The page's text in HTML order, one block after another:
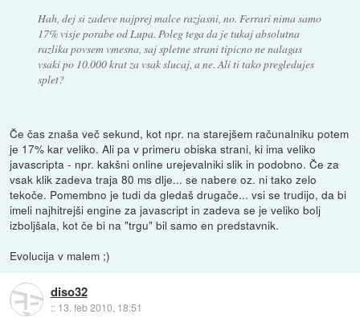
Hah, dej si zadeve najprej malce razjasni, no. Ferrari nima samo
17% visje porabe od Lupa. Poleg tega da je tukaj absolutna
razlika povsem vmesna, saj spletne strani tipicno ne nalagas
vsaki po 10.000 krat za vsak slucaj, a ne. Ali ti tako pregledujes
splet?
Če čas znaša več sekund, kot npr. na starejšem računalniku potem
je 17% kar veliko. Ali pa v primeru obiska strani, ki ima veliko
javascripta - npr. kakšni online urejevalniki slik in podobno. Če za
vsak klik zadeva traja 80 ms dlje... se nabere oz. ni tako zelo
tekoče. Pomembno je tudi da gledaš drugače... vsi se trudijo, da bi
imeli najhitrejši engine za javascript in zadeva se je veliko bolj
izboljšala, kot če bi na "trgu" bil samo en predstavnik.
Evolucija v malem ;)
diso32
:: 13. feb 2010, 18:51